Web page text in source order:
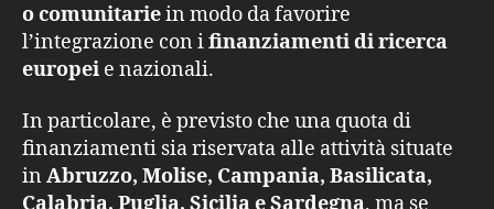
o comunitariein modo da favorire
l’integrazione con ifinanziamenti di ricerca
europei e nazionali.
In particolare, è previsto che una quota di
finanziamenti sia riservata alle attività situate
in Abruzzo, Molise, Campania, Basilicata,